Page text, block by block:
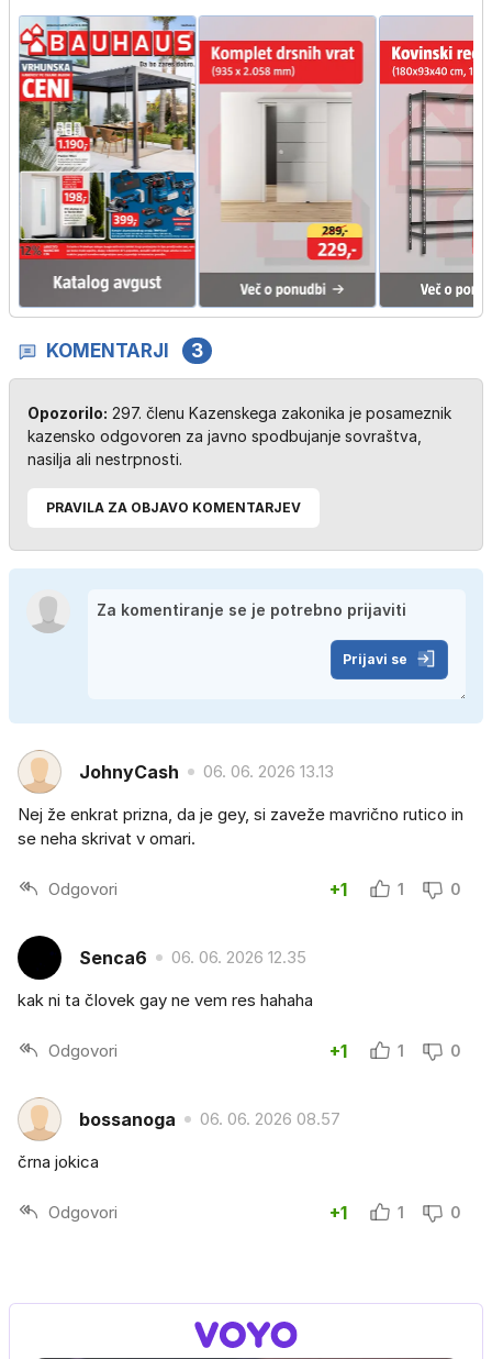
KOMENTARJI 3
Opozorilo: 297. členu Kazenskega zakonika je posameznik
kazensko odgovoren za javno spodbujanje sovraštva,
nasilja ali nestrpnosti.
PRAVILA ZA OBJAVO KOMENTARJEV
Prijavi se
JohnyCash 06. 06. 2026 13.13
Nej že enkrat prizna, da je gey, si zaveže mavrično rutico in
se neha skrivat v omari.
Odgovori +1 1 0
Senca6 06. 06. 2026 12.35
kak ni ta človek gay ne vem res hahaha
Odgovori +1 1 0
bossanoga 06. 06. 2026 08.57
črna jokica
Odgovori +1 1 0